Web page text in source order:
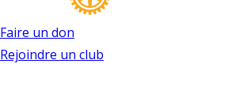
Faire un don
Rejoindre un club